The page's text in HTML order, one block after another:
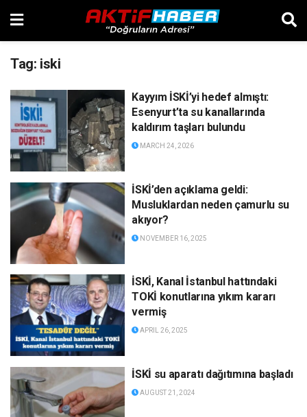
Tag: iski
Kayyım İSKİ’yi hedef almıştı:
Esenyurt’ta su kanallarında
kaldırım taşları bulundu
MARCH 24, 2026
İSKİ’den açıklama geldi:
Musluklardan neden çamurlu su
akıyor?
NOVEMBER 16, 2025
İSKİ, Kanal İstanbul hattındaki
TOKİ konutlarına yıkım kararı
vermiş
APRIL 26, 2025
İSKİ su aparatı dağıtımına başladı
AUGUST 21, 2024